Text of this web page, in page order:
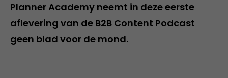
Planner Academy neemt in deze eerste
aflevering van de B2B Content Podcast
geen blad voor de mond.